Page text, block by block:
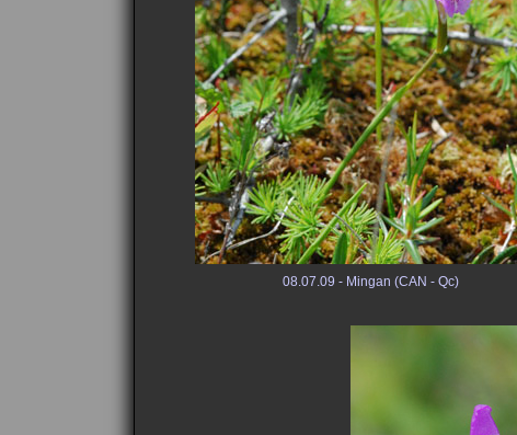
08.07.09 - Mingan (CAN - Qc)